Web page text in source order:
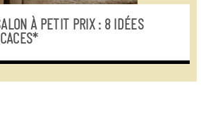
À PETIT PRIX : 8 IDÉES